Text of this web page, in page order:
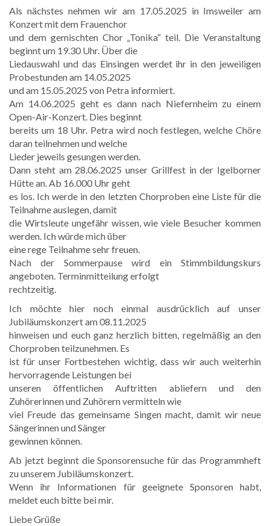
Als nächstes nehmen wir am 17.05.2025 in Imsweiler am
Konzert mit dem Frauenchor
und dem gemischten Chor „Tonika“ teil. Die Veranstaltung
beginnt um 19.30 Uhr. Über die
Liedauswahl und das Einsingen werdet ihr in den jeweiligen
Probestunden am 14.05.2025
und am 15.05.2025 von Petra informiert.
Am 14.06.2025 geht es dann nach Niefernheim zu einem
Open-Air-Konzert. Dies beginnt
bereits um 18 Uhr. Petra wird noch festlegen, welche Chöre
daran teilnehmen und welche
Lieder jeweils gesungen werden.
Dann steht am 28.06.2025 unser Grillfest in der Igelborner
Hütte an. Ab 16.000 Uhr geht
es los. Ich werde in den letzten Chorproben eine Liste für die
Teilnahme auslegen, damit
die Wirtsleute ungefähr wissen, wie viele Besucher kommen
werden. Ich würde mich über
eine rege Teilnahme sehr freuen.
Nach der Sommerpause wird ein Stimmbildungskurs
angeboten. Terminmitteilung erfolgt
rechtzeitig.
Ich möchte hier noch einmal ausdrücklich auf unser
Jubiläumskonzert am 08.11.2025
hinweisen und euch ganz herzlich bitten, regelmäßig an den
Chorproben teilzunehmen. Es
ist für unser Fortbestehen wichtig, dass wir auch weiterhin
hervorragende Leistungen bei
unseren öffentlichen Auftritten abliefern und den
Zuhörerinnen und Zuhörern vermitteln wie
viel Freude das gemeinsame Singen macht, damit wir neue
Sängerinnen und Sänger
gewinnen können.
Ab jetzt beginnt die Sponsorensuche für das Programmheft
zu unserem Jubiläumskonzert.
Wenn ihr Informationen für geeignete Sponsoren habt,
meldet euch bitte bei mir.
Liebe Grüße